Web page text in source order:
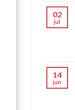
02
jul
14
jun